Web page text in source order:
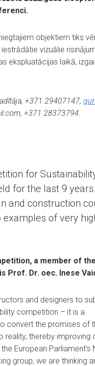
objektiem tiks
vizuālie
ekspluatācijas laikā,
+371 29407147,
+371 28373794.
for
for the last 9
and construction
of very
a member of the
Prof. Dr. oec. Inese
and designers to
competition – it is a
convert the promises of
reality, thereby improving
European Parliament’s
group, we are thinking